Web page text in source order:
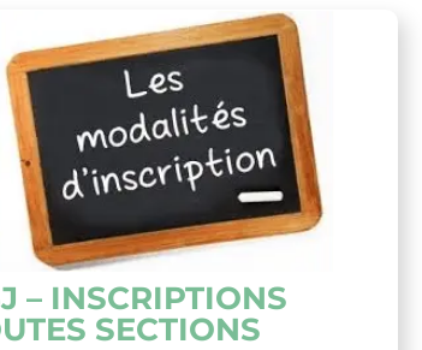
– INSCRIPTIONS
SECTIONS